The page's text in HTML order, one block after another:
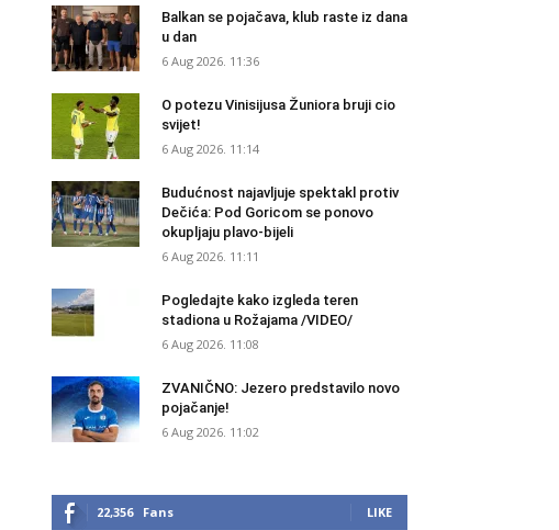
Balkan se pojačava, klub raste iz dana
u dan
6 Aug 2026. 11:36
O potezu Vinisijusa Žuniora bruji cio
svijet!
6 Aug 2026. 11:14
Budućnost najavljuje spektakl protiv
Dečića: Pod Goricom se ponovo
okupljaju plavo-bijeli
6 Aug 2026. 11:11
Pogledajte kako izgleda teren
stadiona u Rožajama /VIDEO/
6 Aug 2026. 11:08
ZVANIČNO: Jezero predstavilo novo
pojačanje!
6 Aug 2026. 11:02
22,356 Fans LIKE